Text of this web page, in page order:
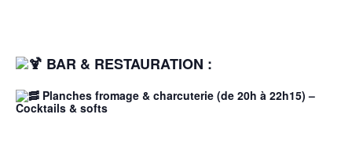
BAR & RESTAURATION :
Planches fromage & charcuterie (de 20h à 22h15) –
Cocktails & softs